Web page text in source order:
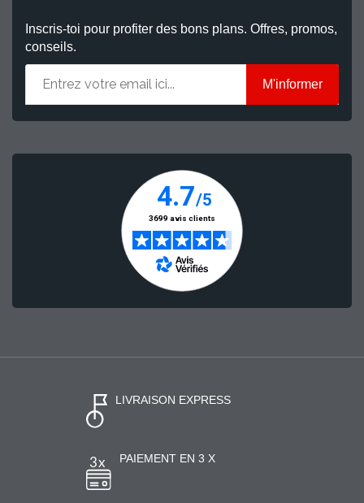
Inscris-toi pour profiter des bons plans. Offres, promos,
conseils.
M'informer
LIVRAISON EXPRESS
PAIEMENT EN 3 X